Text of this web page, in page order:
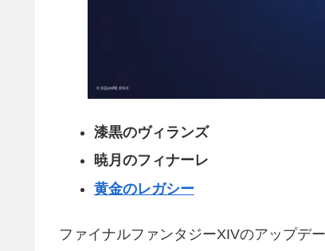
漆黒のヴィランズ
暁月のフィナーレ
黄金のレガシー
ファイナルファンタジーXIVのアップデ